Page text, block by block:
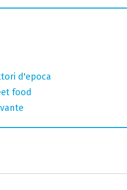
d'epoca
food